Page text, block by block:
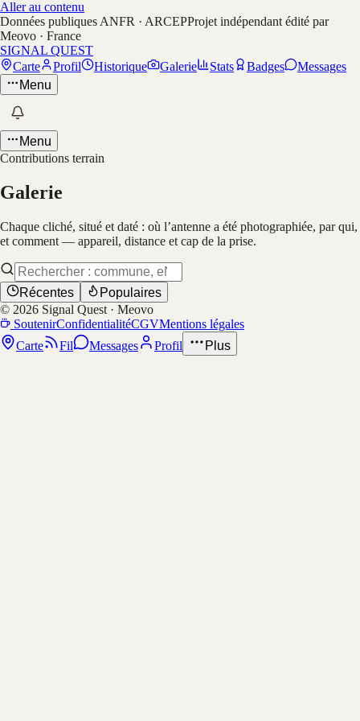
Aller au contenu
Données publiques ANFR · ARCEPProjet indépendant édité par
Meovo · France
SIGNAL QUEST
Carte
Profil Historique Galerie Stats Badges
Messages
Menu
Menu
Contributions terrain
Galerie
Chaque cliché, situé et daté : où l’antenne a été photographiée, par qui,
et comment — appareil, distance et cap de la prise.
Récentes
Populaires
© 2026 Signal Quest · Meovo
SoutenirConfidentialitéCGVMentions légales
Carte
Fil Messages Profil Plus